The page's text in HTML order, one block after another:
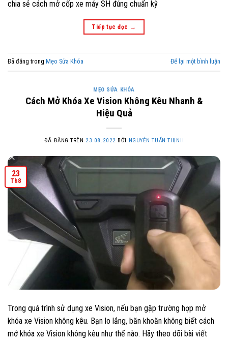
chia sẻ cách mở cốp xe máy SH đúng chuẩn kỹ
Tiếp tục đọc →
Đã đăng trong Mẹo Sửa Khóa Để lại một bình luận
MẸO SỬA KHÓA
Cách Mở Khóa Xe Vision Không Kêu Nhanh &
Hiệu Quả
ĐÃ ĐĂNG TRÊN 23.08.2022 BỞI NGUYỄN TUẤN THỊNH
23
Th8
Trong quá trình sử dụng xe Vision, nếu bạn gặp trường hợp mở
khóa xe Vision không kêu. Bạn lo lắng, băn khoăn không biết cách
mở khóa xe Vision không kêu như thế nào. Hãy theo dõi bài viết